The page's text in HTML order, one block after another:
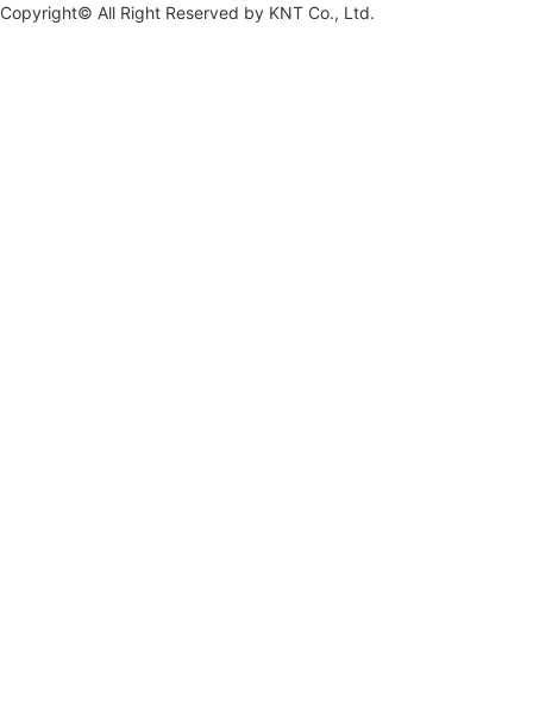
Copyright© All Right Reserved by KNT Co., Ltd.